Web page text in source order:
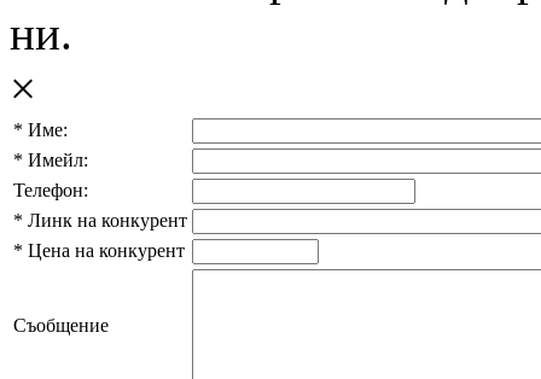
ни.
×
* Име:
* Имейл:
Телефон:
* Линк на конкурент
* Цена на конкурент
Съобщение